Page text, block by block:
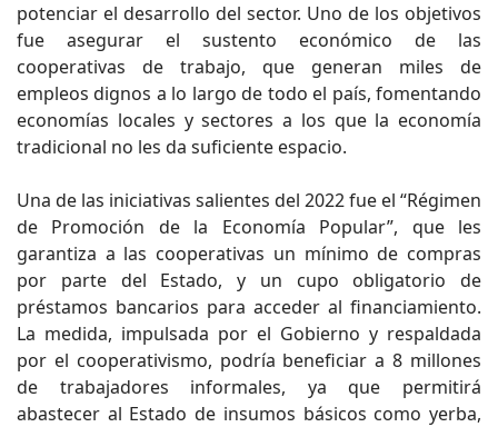
potenciar el desarrollo del sector. Uno de los objetivos
fue asegurar el sustento económico de las
cooperativas de trabajo, que generan miles de
empleos dignos a lo largo de todo el país, fomentando
economías locales y sectores a los que la economía
tradicional no les da suficiente espacio.
Una de las iniciativas salientes del 2022 fue el “Régimen
de Promoción de la Economía Popular”, que les
garantiza a las cooperativas un mínimo de compras
por parte del Estado, y un cupo obligatorio de
préstamos bancarios para acceder al financiamiento.
La medida, impulsada por el Gobierno y respaldada
por el cooperativismo, podría beneficiar a 8 millones
de trabajadores informales, ya que permitirá
abastecer al Estado de insumos básicos como yerba,